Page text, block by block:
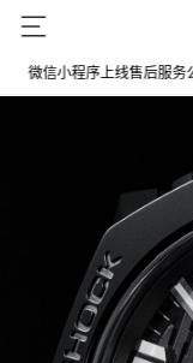
小程序上线售后服务公告 >